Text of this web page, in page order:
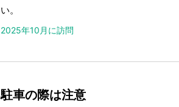
い。
2025年10月に訪問
駐車の際は注意